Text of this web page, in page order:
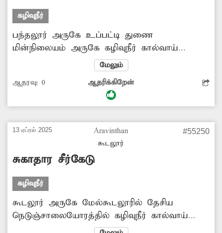
கழிவுநீர்
பந்தலூர் அருகே உப்பட்டி துணை
மின்நிலையம் அருகே கழிவுநீர் கால்வாய்
செல்கிறது. இந்த கால்வாய் உடைந்து
கிடக்கிறது. இதனால் அங்கு கழிவுநீர் தேங்கி
வருகிறது. அதில் கொசுக்கள் உற்பத்தி
அதிகரித்து தொற்று நோய் பரவும் அபாயம்
கால்வாயில் அந்த வழியாக நடந்து செல்பவர்கள்
தவறி விழும் அபாயம் காணப்படுகிறது. எனவே
அந்த கால்வாயை சீரமைக்க சம்பந்தப்பட்ட
துறை அதிகாரிகள் முன்வர வேண்டும்.
மேலும்
ஆதரவு: 0 ஆதரிக்கிறேன்
13 ஏப்ரல் 2025
Aravinthan
கூடலூர்
#55250
சுகாதார சீர்கேடு
கழிவுநீர்
கூடலூர் அருகே மேல்கூடலூரில் தேசிய
நெடுஞ்சாலையோரத்தில் கழிவுநீர் கால்வாய்
தூர்வாரப்படாமல் மண் மற்றும் குப்பைகள்